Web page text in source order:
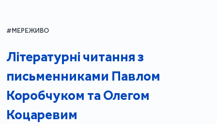
#МЕРЕЖИВО
Літературні читання з
письменниками Павлом
Коробчуком та Олегом
Коцаревим